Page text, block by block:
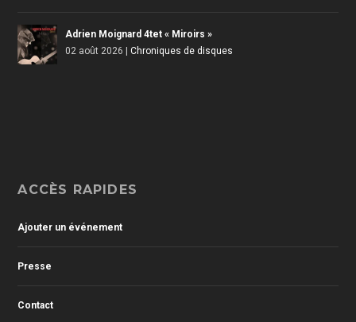
Adrien Moignard 4tet « Miroirs »
02 août 2026 |Chroniques de disques
ACCÈS RAPIDES
Ajouter un événement
Presse
Contact